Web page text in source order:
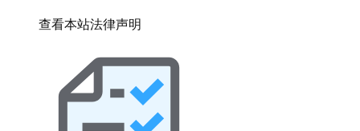
查看本站法律声明